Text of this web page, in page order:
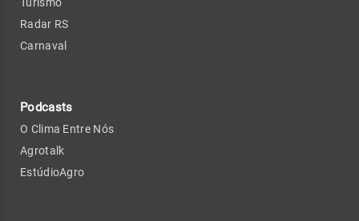
Radar RS
Carnaval
Podcasts
O Clima Entre Nós
Agrotalk
EstúdioAgro